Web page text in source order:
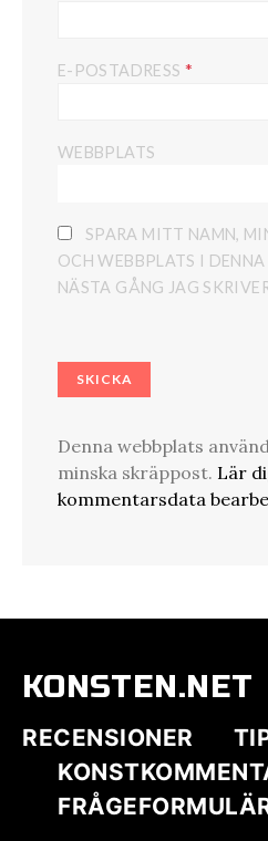
E-POSTADRESS *
WEBBPLATS
SPARA MITT NAMN,
OCH WEBBPLATS I DENNA
NÄSTA GÅNG JAG
Denna webbplats
minska skräppost. Lär
kommentarsdata
KONSTEN.NET
RECENSIONER